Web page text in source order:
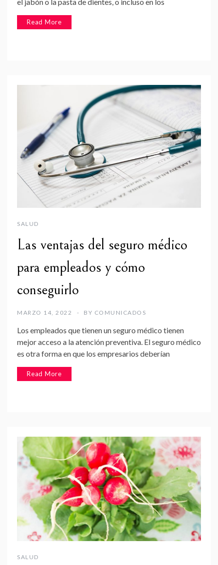
Read More
SALUD
Las ventajas del seguro médico
para empleados y cómo
conseguirlo
MARZO 14, 2022 BY COMUNICADOS
Los empleados que tienen un seguro médico tienen
mejor acceso a la atención preventiva. El seguro médico
es otra forma en que los empresarios deberían
Read More
SALUD